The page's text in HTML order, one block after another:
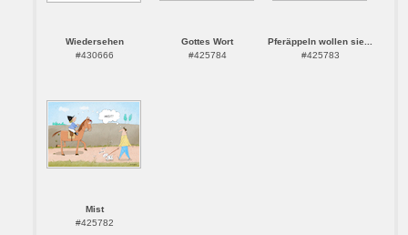
Wiedersehen
#430666
Gottes Wort
#425784
Pferäppeln wollen sie...
#425783
Mist
#425782